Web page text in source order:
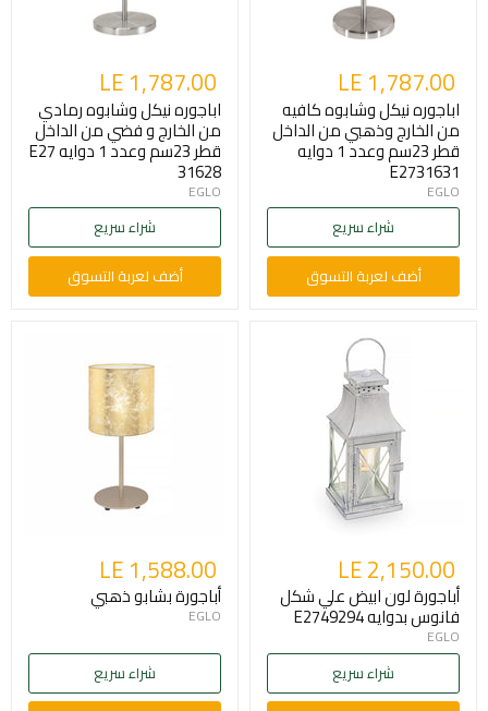
LE 1,787.00
اباجوره نيكل وشابوه كافيه
من الخارج وذهبي من الداخل
قطر 23سم وعدد 1 دوايه
E2731631
EGLO
شراء سريع
أضف لعربة التسوق
LE 1,787.00
اباجوره نيكل وشابوه رمادي
من الخارج و فضي من الداخل
قطر 23سم وعدد 1 دوايه E27
31628
EGLO
شراء سريع
أضف لعربة التسوق
LE 2,150.00
أباجورة لون ابيض علي شكل
فانوس بدوايه E2749294
EGLO
شراء سريع
LE 1,588.00
أباجورة بشابو ذهبي
EGLO
شراء سريع